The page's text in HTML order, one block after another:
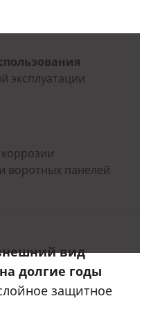
эксплуатации
коррозии
воротных панелей
вид
долгие годы
защитное